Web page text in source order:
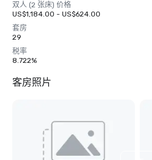
双人 (2 张床) 价格
US$1,184.00 - US$624.00
套房
29
税率
8.722%
客房照片